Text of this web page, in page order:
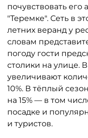
почувствовать его
"Теремке". Сеть в
летних веранд у
словам
погоду гости
столики на улице.
увеличивают
10%. В тёплый
на 15% — в том
посадке и
и туристов.